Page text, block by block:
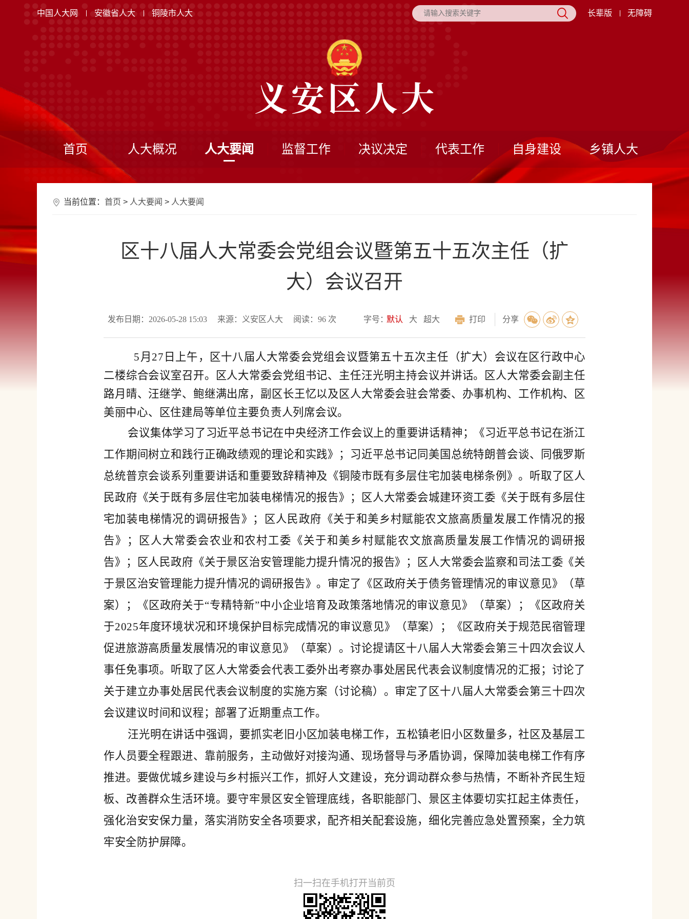
中国人大网 安徽省人大 铜陵市人大 长辈版 无障碍
首页 人大概况 人大要闻 监督工作 决议决定 代表工作 自身建设 乡镇人大
当前位置： 首页 > 人大要闻 > 人大要闻
区十八届人大常委会党组会议暨第五十五次主任（扩
大）会议召开
发布日期：2026-05-28 15:03 来源：义安区人大 阅读： 96 次 字号：默认 大 超大 打印 分享
5月27日上午，区十八届人大常委会党组会议暨第五十五次主任（扩大）会议在区行政中心
二楼综合会议室召开。区人大常委会党组书记、主任汪光明主持会议并讲话。区人大常委会副主任
路月晴、汪继学、鲍继满出席，副区长王忆以及区人大常委会驻会常委、办事机构、工作机构、区
美丽中心、区住建局等单位主要负责人列席会议。
会议集体学习了习近平总书记在中央经济工作会议上的重要讲话精神；《习近平总书记在浙江
工作期间树立和践行正确政绩观的理论和实践》；习近平总书记同美国总统特朗普会谈、同俄罗斯
总统普京会谈系列重要讲话和重要致辞精神及《铜陵市既有多层住宅加装电梯条例》。听取了区人
民政府《关于既有多层住宅加装电梯情况的报告》；区人大常委会城建环资工委《关于既有多层住
宅加装电梯情况的调研报告》；区人民政府《关于和美乡村赋能农文旅高质量发展工作情况的报
告》；区人大常委会农业和农村工委《关于和美乡村赋能农文旅高质量发展工作情况的调研报
告》；区人民政府《关于景区治安管理能力提升情况的报告》；区人大常委会监察和司法工委《关
于景区治安管理能力提升情况的调研报告》。审定了《区政府关于债务管理情况的审议意见》（草
案）；《区政府关于“专精特新”中小企业培育及政策落地情况的审议意见》（草案）；《区政府关
于2025年度环境状况和环境保护目标完成情况的审议意见》（草案）；《区政府关于规范民宿管理
促进旅游高质量发展情况的审议意见》（草案）。讨论提请区十八届人大常委会第三十四次会议人
事任免事项。听取了区人大常委会代表工委外出考察办事处居民代表会议制度情况的汇报；讨论了
关于建立办事处居民代表会议制度的实施方案（讨论稿）。审定了区十八届人大常委会第三十四次
会议建议时间和议程；部署了近期重点工作。
汪光明在讲话中强调，要抓实老旧小区加装电梯工作，五松镇老旧小区数量多，社区及基层工
作人员要全程跟进、靠前服务，主动做好对接沟通、现场督导与矛盾协调，保障加装电梯工作有序
推进。要做优城乡建设与乡村振兴工作，抓好人文建设，充分调动群众参与热情，不断补齐民生短
板、改善群众生活环境。要守牢景区安全管理底线，各职能部门、景区主体要切实扛起主体责任，
强化治安安保力量，落实消防安全各项要求，配齐相关配套设施，细化完善应急处置预案，全力筑
牢安全防护屏障。
扫一扫在手机打开当前页